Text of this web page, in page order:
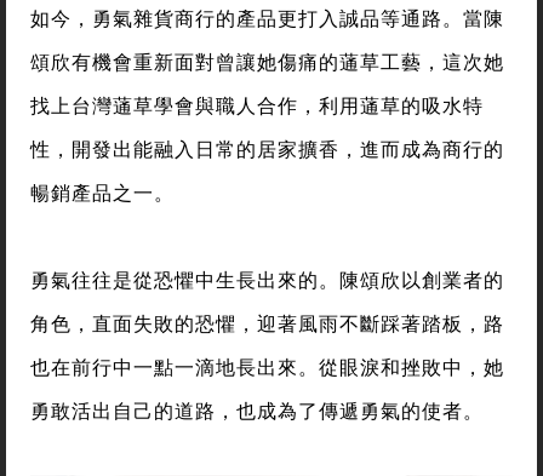
如今，勇氣雜貨商行的產品更打入誠品等通路。當陳
頌欣有機會重新面對曾讓她傷痛的蓪草工藝，這次她
找上台灣蓪草學會與職人合作，利用蓪草的吸水特
性，開發出能融入日常的居家擴香，進而成為商行的
暢銷產品之一。
勇氣往往是從恐懼中生長出來的。陳頌欣以創業者的
角色，直面失敗的恐懼，迎著風雨不斷踩著踏板，路
也在前行中一點一滴地長出來。從眼淚和挫敗中，她
勇敢活出自己的道路，也成為了傳遞勇氣的使者。